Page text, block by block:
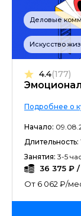
Деловые
Искусство
4.4(177)
Подробнее о
Начало:
Длительность:
Занятия: 3-5
36 375 ₽
От 6 062 ₽/